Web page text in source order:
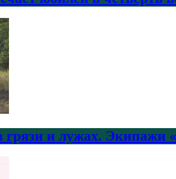
и лужах. Экипажи